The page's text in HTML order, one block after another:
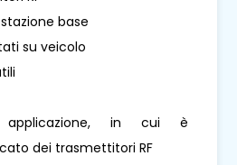
base
su veicolo
applicazione, in cui è
dei trasmettitori RF